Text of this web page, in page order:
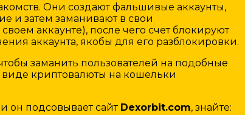
Они создают фальшивые аккаунты,
и затем заманивают в свои
аккаунте), после чего счет блокируют
аккаунта, якобы для его разблокировки.
заманить пользователей на подобные
криптовалюты на кошельки
он подсовывает сайт Dexorbit.com, знайте: